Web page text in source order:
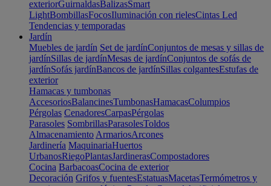
exteriorGuirnaldasBalizasSmart
LightBombillasFocosIluminación con rielesCintas Led
Tendencias y temporadas
Jardín
Muebles de jardín Set de jardínConjuntos de mesas y sillas de
jardínSillas de jardínMesas de jardínConjuntos de sofás de
jardínSofás jardínBancos de jardínSillas colgantesEstufas de
exterior
Hamacas y tumbonas
AccesoriosBalancinesTumbonasHamacasColumpios
Pérgolas CenadoresCarpasPérgolas
Parasoles SombrillasParasolesToldos
Almacenamiento ArmariosArcones
Jardinería MaquinariaHuertos
UrbanosRiegoPlantasJardinerasCompostadores
Cocina BarbacoasCocina de exterior
Decoración Grifos y fuentesEstatuasMacetasTermómetros y